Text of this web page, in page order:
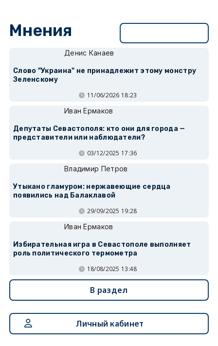
Мнения
Денис Канаев
Слово "Украина" не принадлежит этому монстру
Зеленскому
11/06/2026 18:23
Иван Ермаков
Депутаты Севастополя: кто они для города —
представители или наблюдатели?
03/12/2025 17:36
Владимир Петров
Утыкано гламуром: нержавеющие сердца
появились над Балаклавой
29/09/2025 19:28
Иван Ермаков
Избирательная игра в Севастополе выполняет
роль политического термометра
18/08/2025 13:48
В раздел
Личный кабинет